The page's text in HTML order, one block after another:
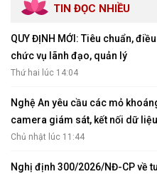
TIN ĐỌC NHIỀU
QUY ĐỊNH MỚI: Tiêu chuẩn,
chức vụ lãnh đạo, quản lý
Thứ hai lúc 14:04
Nghệ An yêu cầu các mỏ
camera giám sát, kết nối dữ
Chủ nhật lúc 11:44
Nghị định 300/2026/NĐ-CP về